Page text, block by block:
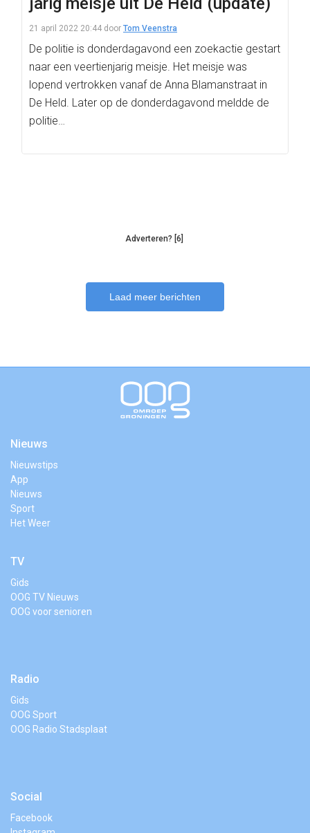
21 april 2022 20:44 door Tom Veenstra
De politie is donderdagavond een zoekactie gestart
naar een veertienjarig meisje. Het meisje was
lopend vertrokken vanaf de Anna Blamanstraat in
De Held. Later op de donderdagavond meldde de
politie…
Adverteren? [6]
Laad meer berichten
Nieuws
Nieuwstips
App
Nieuws
Sport
Het Weer
TV
Gids
OOG TV Nieuws
OOG voor senioren
Radio
Gids
OOG Sport
OOG Radio Stadsplaat
Social
Facebook